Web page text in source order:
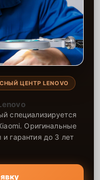
ЦЕНТР LENOVO
специализируется
Оригинальные
гарантия до 3 лет